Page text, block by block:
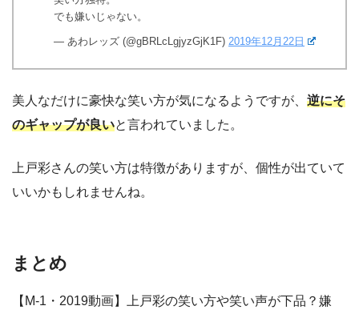
でも嫌いじゃない。
— あわレッズ (@gBRLcLgjyzGjK1F) 2019年12月22日
美人なだけに豪快な笑い方が気になるようですが、 逆にそ
のギャップが良いと言われていました。
上戸彩さんの笑い方は特徴がありますが、個性が出ていて
いいかもしれませんね。
まとめ
【M-1・2019動画】上戸彩の笑い方や笑い声が下品？嫌